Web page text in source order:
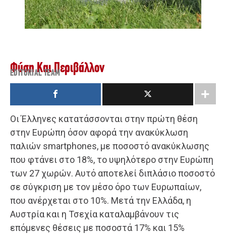
Φύση Και Περιβάλλον
EDITORIAL TEAM
Οι Έλληνες κατατάσσονται στην πρώτη θέση
στην Ευρώπη όσον αφορά την ανακύκλωση
παλιών smartphones, με ποσοστό ανακύκλωσης
που φτάνει στο 18%, το υψηλότερο στην Ευρώπη
των 27 χωρών. Αυτό αποτελεί διπλάσιο ποσοστό
σε σύγκριση με τον μέσο όρο των Ευρωπαίων,
που ανέρχεται στο 10%. Μετά την Ελλάδα, η
Αυστρία και η Τσεχία καταλαμβάνουν τις
επόμενες θέσεις με ποσοστά 17% και 15%